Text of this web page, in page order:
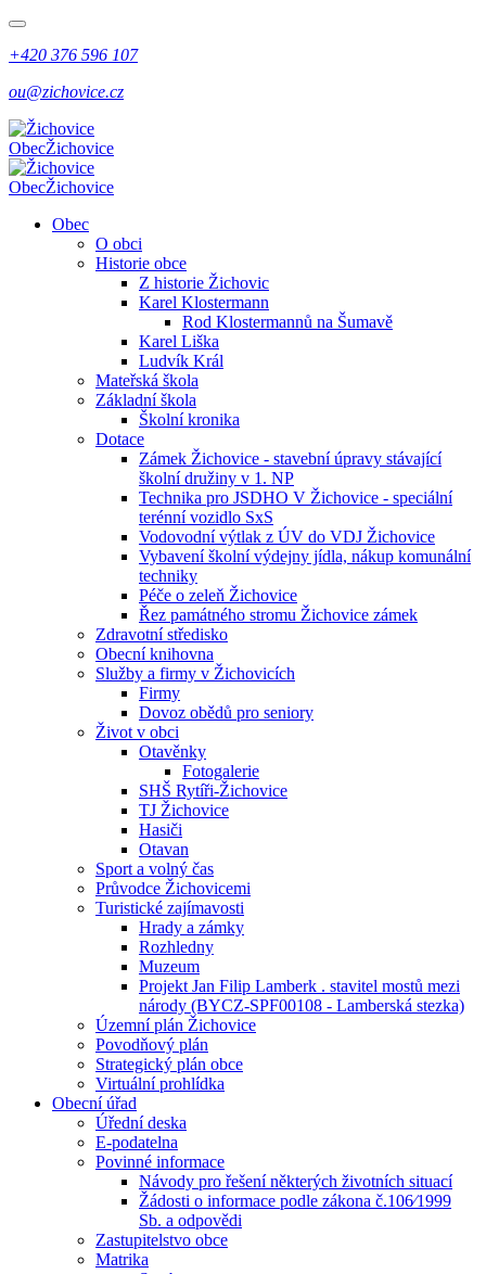
+420 376 596 107
ou@zichovice.cz
ObecŽichovice
ObecŽichovice
Obec
O obci
Historie obce
Z historie Žichovic
Karel Klostermann
Rod Klostermannů na Šumavě
Karel Liška
Ludvík Král
Mateřská škola
Základní škola
Školní kronika
Dotace
Zámek Žichovice - stavební úpravy stávající
školní družiny v 1. NP
Technika pro JSDHO V Žichovice - speciální
terénní vozidlo SxS
Vodovodní výtlak z ÚV do VDJ Žichovice
Vybavení školní výdejny jídla, nákup komunální
techniky
Péče o zeleň Žichovice
Řez památného stromu Žichovice zámek
Zdravotní středisko
Obecní knihovna
Služby a firmy v Žichovicích
Firmy
Dovoz obědů pro seniory
Život v obci
Otavěnky
Fotogalerie
SHŠ Rytíři-Žichovice
TJ Žichovice
Hasiči
Otavan
Sport a volný čas
Průvodce Žichovicemi
Turistické zajímavosti
Hrady a zámky
Rozhledny
Muzeum
Projekt Jan Filip Lamberk . stavitel mostů mezi
národy (BYCZ-SPF00108 - Lamberská stezka)
Územní plán Žichovice
Povodňový plán
Strategický plán obce
Virtuální prohlídka
Obecní úřad
Úřední deska
E-podatelna
Povinné informace
Návody pro řešení některých životních situací
Žádosti o informace podle zákona č.106⁄1999
Sb. a odpovědi
Zastupitelstvo obce
Matrika